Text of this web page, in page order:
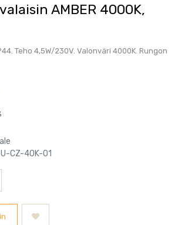
AMBER 4000K,
Teho 4,5W/230V. Valonväri 4000K. Rungon
CZ-40K-01